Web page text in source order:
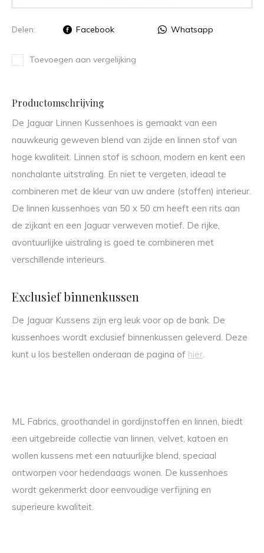
Delen: Facebook Whatsapp
Toevoegen aan vergelijking
Productomschrijving
De Jaguar Linnen Kussenhoes is gemaakt van een
nauwkeurig geweven blend van zijde en linnen stof van
hoge kwaliteit. Linnen stof is schoon, modern en kent een
nonchalante uitstraling. En niet te vergeten, ideaal te
combineren met de kleur van uw andere (stoffen) interieur.
De linnen kussenhoes van 50 x 50 cm heeft een rits aan
de zijkant en een Jaguar verweven motief. De rijke,
avontuurlijke uistraling is goed te combineren met
verschillende interieurs.
Exclusief binnenkussen
De Jaguar Kussens zijn erg leuk voor op de bank. De
kussenhoes wordt exclusief binnenkussen geleverd. Deze
kunt u los bestellen onderaan de pagina of hier.
ML Fabrics, groothandel in gordijnstoffen en linnen, biedt
een uitgebreide collectie van linnen, velvet, katoen en
wollen kussens met een natuurlijke blend, speciaal
ontworpen voor hedendaags wonen. De kussenhoes
wordt gekenmerkt door eenvoudige verfijning en
superieure kwaliteit.